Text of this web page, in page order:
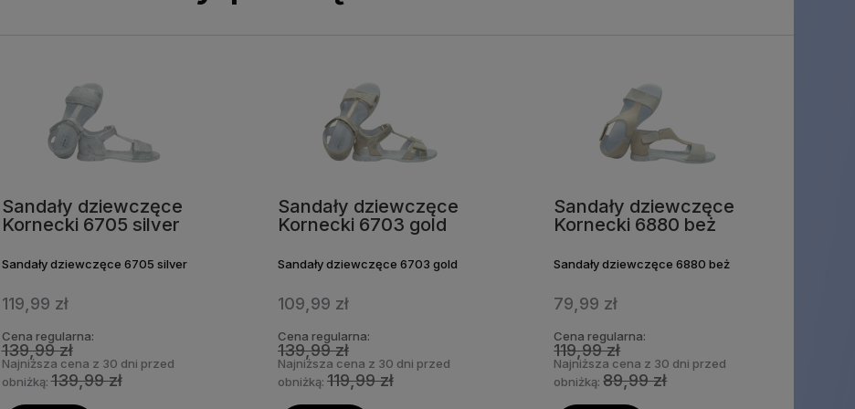
Sandały dziewczęce
Kornecki 6705 silver
Sandały dziewczęce 6705 silver
119,99 zł
Cena regularna:
139,99 zł
Najniższa cena z 30 dni przed
obniżką:139,99 zł
Sandały dziewczęce
Kornecki 6703 gold
Sandały dziewczęce 6703 gold
109,99 zł
Cena regularna:
139,99 zł
Najniższa cena z 30 dni przed
obniżką: 119,99 zł
Sandały dziewczęce
Kornecki 6880 beż
Sandały dziewczęce 6880 beż
79,99 zł
Cena regularna:
119,99 zł
Najniższa cena z 30 dni przed
obniżką:89,99 zł